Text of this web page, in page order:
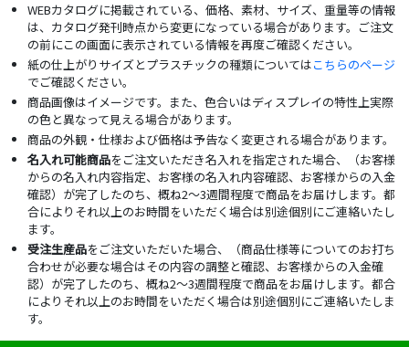
WEBカタログに掲載されている、価格、素材、サイズ、重量等の情報
は、カタログ発刊時点から変更になっている場合があります。ご注文
の前にこの画面に表示されている情報を再度ご確認ください。
紙の仕上がりサイズとプラスチックの種類についてはこちらのページ
でご確認ください。
商品画像はイメージです。また、色合いはディスプレイの特性上実際
の色と異なって見える場合があります。
商品の外観・仕様および価格は予告なく変更される場合があります。
名入れ可能商品をご注文いただき名入れを指定された場合、（お客様
からの名入れ内容指定、お客様の名入れ内容確認、お客様からの入金
確認）が完了したのち、概ね2～3週間程度で商品をお届けします。都
合によりそれ以上のお時間をいただく場合は別途個別にご連絡いたし
ます。
受注生産品をご注文いただいた場合、（商品仕様等についてのお打ち
合わせが必要な場合はその内容の調整と確認、お客様からの入金確
認）が完了したのち、概ね2～3週間程度で商品をお届けします。都合
によりそれ以上のお時間をいただく場合は別途個別にご連絡いたしま
す。